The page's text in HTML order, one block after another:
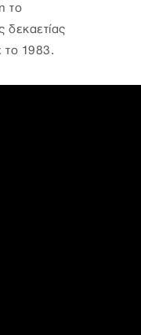
το
δεκαετίας
το 1983.